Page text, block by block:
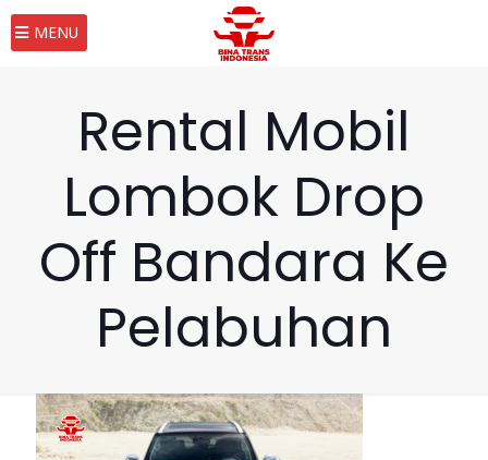
MENU
Rental Mobil
Lombok Drop
Off Bandara Ke
Pelabuhan